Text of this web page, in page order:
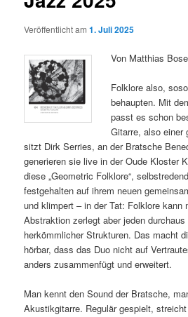
Veröffentlicht am1. Juli 2025
Von Matthias
Folklore also,
behaupten. Mit
passt es schon
Gitarre, also einer
sitzt Dirk Serries, an der Bratsche
generieren sie live in der Oude Kloster
diese „Geometric Folklore“,
festgehalten auf ihrem neuen
und klimpert – in der Tat: Folklore kann
Abstraktion zerlegt aber jeden
herkömmlicher Strukturen. Das macht
hörbar, dass das Duo nicht auf
anders zusammenfügt und erweitert.
Man kennt den Sound der Bratsche,
Akustikgitarre. Regulär gespielt,